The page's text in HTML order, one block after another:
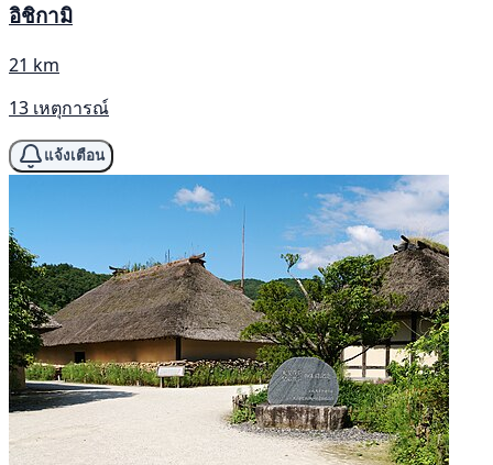
อิชิกามิ
21 km
13 เหตุการณ์
แจ้งเตือน